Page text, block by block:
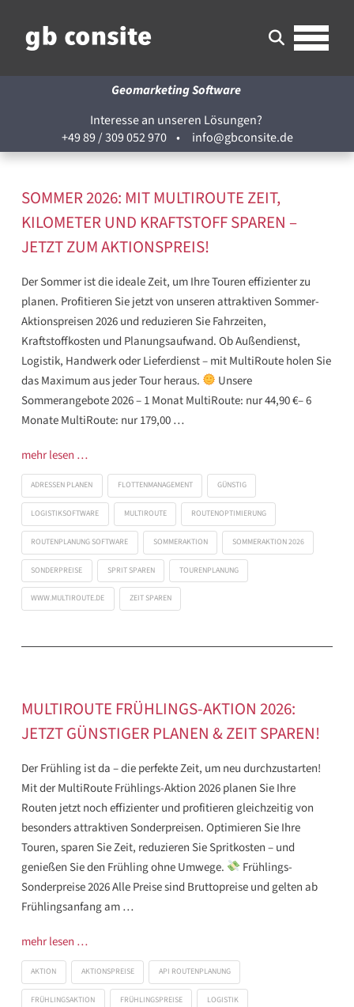
Geomarketing Software
Interesse an unseren Lösungen?
+49 89 / 309 052 970• info@gbconsite.de
SOMMER 2026: MIT MULTIROUTE ZEIT,
KILOMETER UND KRAFTSTOFF SPAREN –
JETZT ZUM AKTIONSPREIS!
Der Sommer ist die ideale Zeit, um Ihre Touren effizienter zu
planen. Profitieren Sie jetzt von unseren attraktiven Sommer-
Aktionspreisen 2026 und reduzieren Sie Fahrzeiten,
Kraftstoffkosten und Planungsaufwand. Ob Außendienst,
Logistik, Handwerk oder Lieferdienst – mit MultiRoute holen Sie
das Maximum aus jeder Tour heraus.
Unsere
Sommerangebote 2026 – 1 Monat MultiRoute: nur 44,90 €– 6
Monate MultiRoute: nur 179,00 …
mehr lesen …
ADRESSEN PLANEN FLOTTENMANAGEMENT GÜNSTIG
LOGISTIKSOFTWARE MULTIROUTE ROUTENOPTIMIERUNG
ROUTENPLANUNG SOFTWARE SOMMERAKTION SOMMERAKTION 2026
SONDERPREISE SPRIT SPAREN TOURENPLANUNG
WWW.MULTIROUTE.DE ZEIT SPAREN
MULTIROUTE FRÜHLINGS-AKTION 2026:
JETZT GÜNSTIGER PLANEN & ZEIT SPAREN!
Der Frühling ist da – die perfekte Zeit, um neu durchzustarten!
Mit der MultiRoute Frühlings-Aktion 2026 planen Sie Ihre
Routen jetzt noch effizienter und profitieren gleichzeitig von
besonders attraktiven Sonderpreisen. Optimieren Sie Ihre
Touren, sparen Sie Zeit, reduzieren Sie Spritkosten – und
genießen Sie den Frühling ohne Umwege.
Frühlings-
Sonderpreise 2026 Alle Preise sind Bruttopreise und gelten ab
Frühlingsanfang am …
mehr lesen …
AKTION AKTIONSPREISE API ROUTENPLANUNG
FRÜHLINGSAKTION FRÜHLINGSPREISE LOGISTIK